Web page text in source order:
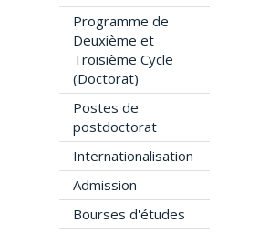
Programme de
Deuxième et
Troisième Cycle
(Doctorat)
Postes de
postdoctorat
Internationalisation
Admission
Bourses d'études